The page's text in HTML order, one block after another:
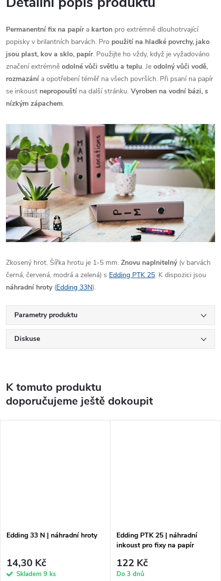
Permanentní fix na papíra karton pro extrémně dlouhotrvající
popisky v brilantních barvách. Pro použití na hladké povrchy, jako
jsou plast, kov a sklo, papír. Použijte ho vždy, když je vyžadováno
značení extrémně odolné vůči světlu a teplu. Je odolný vůči vodě,
rozmazání a opotřebení téměř na všech površích. Při psaní na papír
se inkoust nepropouští na další stránku. Vyroben na vodní bázi, s
nízkým zápachem.
Zkosený hrot. Šířka hrotu je 1-5 mm. Znovu naplnitelný(v barvách
černá, červená, modrá a zelená) s Edding PTK 25. K dispozici jsou
náhradní hroty(Edding 33N).
Parametry produktu
Diskuse
K tomuto produktu
doporučujeme ještě dokoupit
Edding 33 N | náhradní hroty
14,30 Kč
Skladem 9 ks
Edding PTK 25 | náhradní
inkoust pro fixy na papír
122 Kč
Do 3 dnů